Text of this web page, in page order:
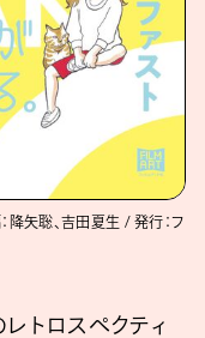
：降矢聡、吉田夏生 / 発行：フ
レトロスペクティ